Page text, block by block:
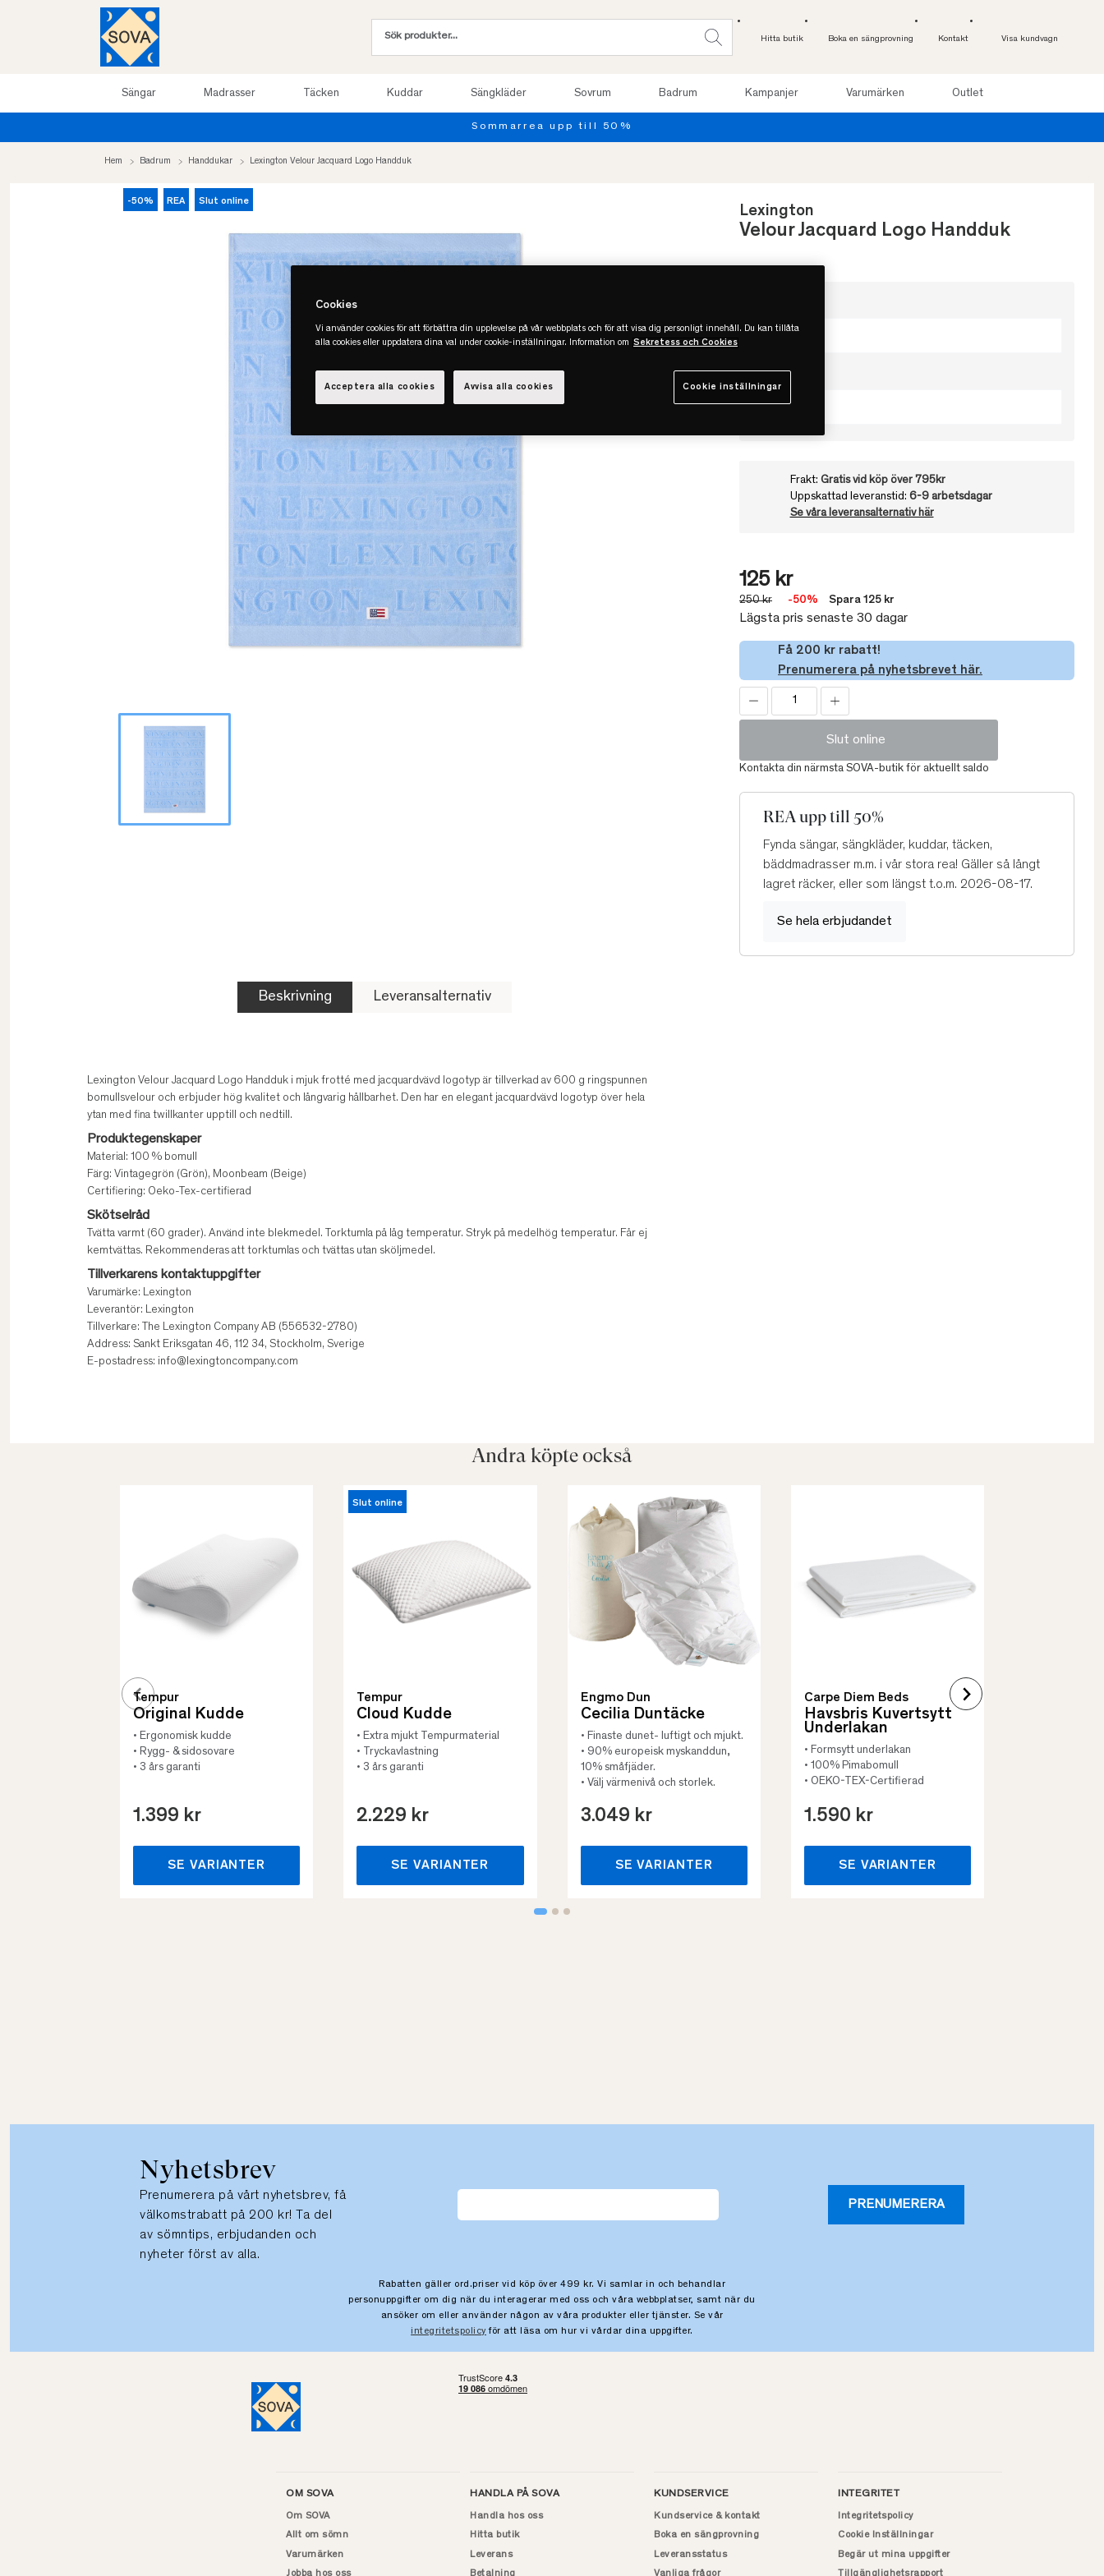
Hitta butik Boka en sängprovning Kontakt Visa kundvagn
Sängar Madrasser Täcken Kuddar Sängkläder Sovrum Badrum Kampanjer Varumärken Outlet
Hem Badrum Handdukar Lexington Velour Jacquard Logo Handduk
-50% REA Slut online
Lexington
Velour Jacquard Logo Handduk
50x70
Välj färg
Blue Sky
Frakt: Gratis vid köp över 795kr
Uppskattad leveranstid: 6-9 arbetsdagar
Se våra leveransalternativ här
125 kr
250 kr -50% Spara 125 kr
Lägsta pris senaste 30 dagar
Få 200 kr rabatt!
Prenumerera på nyhetsbrevet här.
Slut online
Kontakta din närmsta SOVA-butik för aktuellt saldo
REA upp till 50%
Fynda sängar, sängkläder, kuddar, täcken,
bäddmadrasser m.m. i vår stora rea! Gäller så långt
lagret räcker, eller som längst t.o.m. 2026-08-17.
Se hela erbjudandet
Beskrivning Leveransalternativ
Lexington Velour Jacquard Logo Handduk i mjuk frotté med jacquardvävd logotyp är tillverkad av 600 g ringspunnen
bomullsvelour och erbjuder hög kvalitet och långvarig hållbarhet. Den har en elegant jacquardvävd logotyp över hela
ytan med fina twillkanter upptill och nedtill.
Produktegenskaper
Material: 100 % bomull
Färg: Vintagegrön (Grön), Moonbeam (Beige)
Certifiering: Oeko-Tex-certifierad
Skötselråd
Tvätta varmt (60 grader). Använd inte blekmedel. Torktumla på låg temperatur. Stryk på medelhög temperatur. Får ej
kemtvättas. Rekommenderas att torktumlas och tvättas utan sköljmedel.
Tillverkarens kontaktuppgifter
Varumärke: Lexington
Leverantör: Lexington
Tillverkare: The Lexington Company AB (556532-2780)
Address: Sankt Eriksgatan 46, 112 34, Stockholm, Sverige
E-postadress: info@lexingtoncompany.com
Andra köpte också
Tempur
Original Kudde
• Ergonomisk kudde
• Rygg- & sidosovare
• 3 års garanti
1.399 kr
SE VARIANTER
Slut online
Tempur
Cloud Kudde
• Extra mjukt Tempurmaterial
• Tryckavlastning
• 3 års garanti
2.229 kr
SE VARIANTER
Engmo Dun
Cecilia Duntäcke
• Finaste dunet- luftigt och mjukt.
• 90% europeisk myskanddun,
10% småfjäder.
• Välj värmenivå och storlek.
3.049 kr
SE VARIANTER
Carpe Diem Beds
Havsbris Kuvertsytt
Underlakan
• Formsytt underlakan
• 100% Pimabomull
• OEKO-TEX-Certifierad
1.590 kr
SE VARIANTER
Nyhetsbrev
Prenumerera på vårt nyhetsbrev, få
välkomstrabatt på 200 kr! Ta del
av sömntips, erbjudanden och
nyheter först av alla.
PRENUMERERA
Rabatten gäller ord.priser vid köp över 499 kr. Vi samlar in och behandlar
personuppgifter om dig när du interagerar med oss och våra webbplatser, samt när du
ansöker om eller använder någon av våra produkter eller tjänster. Se vår
integritetspolicy för att läsa om hur vi vårdar dina uppgifter.
OM SOVA
Om SOVA
Allt om sömn
Varumärken
Jobba hos oss
HANDLA PÅ SOVA
Handla hos oss
Hitta butik
Leverans
Betalning
KUNDSERVICE
Kundservice & kontakt
Boka en sängprovning
Leveransstatus
Vanliga frågor
INTEGRITET
Integritetspolicy
Cookie Inställningar
Begär ut mina uppgifter
Tillgänglighetsrapport
Cookies
Vi använder cookies för att förbättra din upplevelse på vår webbplats och för att visa dig personligt innehåll. Du kan tillåta
alla cookies eller uppdatera dina val under cookie-inställningar. Information om Sekretess och Cookies
Cookie inställningar
Avvisa alla cookies
Acceptera alla cookies